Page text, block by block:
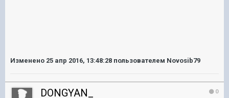
Изменено 25 апр 2016, 13:48:28 пользователем Novosib79
0
DONGYAN_